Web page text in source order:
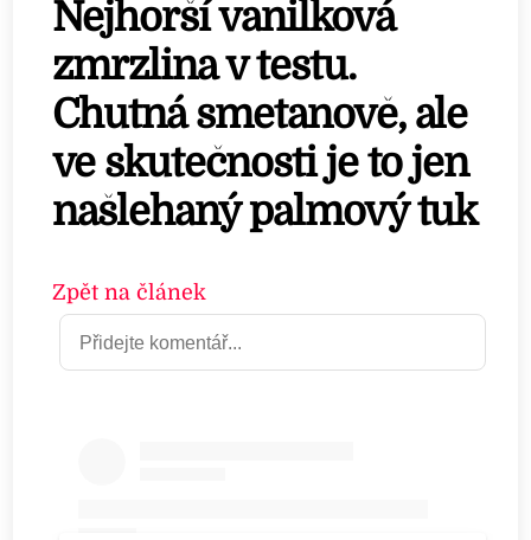
Nejhorší vanilková
zmrzlina v testu.
Chutná smetanově, ale
ve skutečnosti je to jen
našlehaný palmový tuk
Zpět na článek